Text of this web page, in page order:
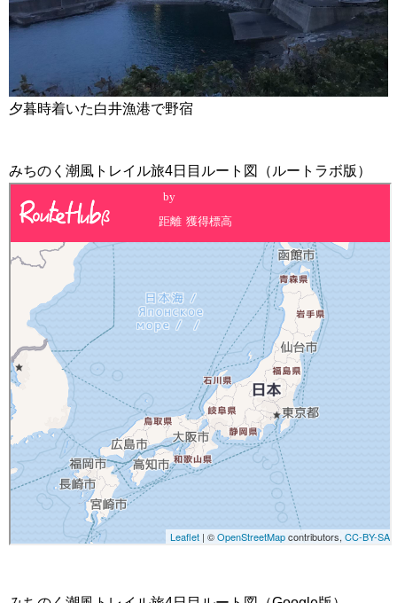
夕暮時着いた白井漁港で野宿
みちのく潮風トレイル旅4日目ルート図（ルートラボ版）